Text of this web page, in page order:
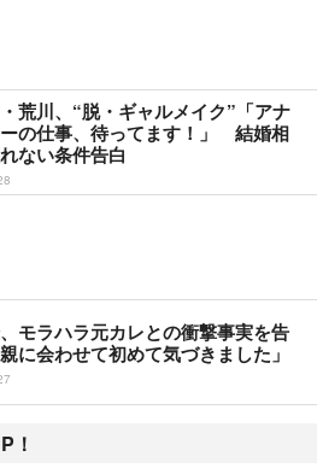
荒川、“脱・ギャルメイク”「アナ
の仕事、待ってます！」 結婚相
ない条件告白
モラハラ元カレとの衝撃事実を告
に会わせて初めて気づきました」
！